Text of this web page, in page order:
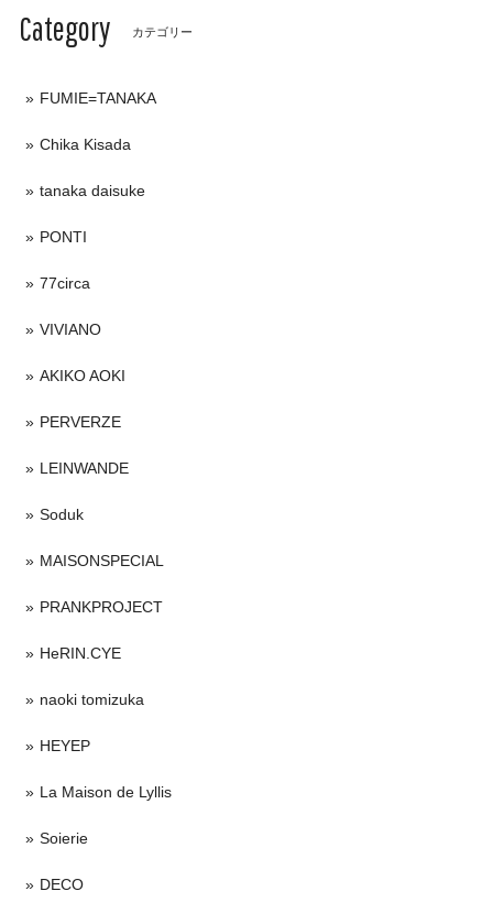
Category カテゴリー
FUMIE=TANAKA
Chika Kisada
tanaka daisuke
PONTI
77circa
VIVIANO
AKIKO AOKI
PERVERZE
LEINWANDE
Soduk
MAISONSPECIAL
PRANKPROJECT
HeRIN.CYE
naoki tomizuka
HEYEP
La Maison de Lyllis
Soierie
DECO